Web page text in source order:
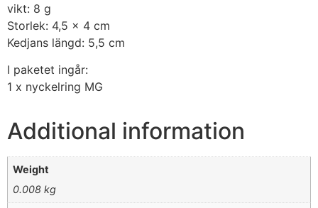
vikt: 8 g
Storlek: 4,5 x 4 cm
Kedjans längd: 5,5 cm
I paketet ingår:
1 x nyckelring MG
Additional information
Weight
0.008 kg